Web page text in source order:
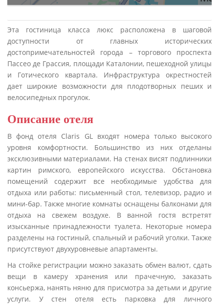
Эта гостиница класса люкс расположена в шаговой
доступности от главных исторических
достопримечательностей города – торгового проспекта
Пассео де Грассия, площади Каталонии, пешеходной улицы
и Готического квартала. Инфраструктура окрестностей
дает широкие возможности для плодотворных пеших и
велосипедных прогулок.
Описание отеля
В фонд отеля Claris GL входят номера только высокого
уровня комфортности. Большинство из них отделаны
эксклюзивными материалами. На стенах висят подлинники
картин римского, европейского искусства. Обстановка
помещений содержит все необходимые удобства для
отдыха или работы: письменный стол, телевизор, радио и
мини-бар. Также многие комнаты оснащены балконами для
отдыха на свежем воздухе. В ванной гостя встретят
изысканные принадлежности туалета. Некоторые номера
разделены на гостиный, спальный и рабочий уголки. Также
присутствуют двухуровневые апартаменты.
На стойке регистрации можно заказать обмен валют, сдать
вещи в камеру хранения или прачечную, заказать
консьержа, нанять няню для присмотра за детьми и другие
услуги. У стен отеля есть парковка для личного